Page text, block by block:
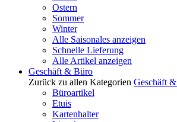
Ostern
Sommer
Winter
Alle Saisonales anzeigen
Schnelle Lieferung
Alle Artikel anzeigen
Geschäft & Büro
Zurück zu allen Kategorien Geschäft
Büroartikel
Etuis
Kartenhalter